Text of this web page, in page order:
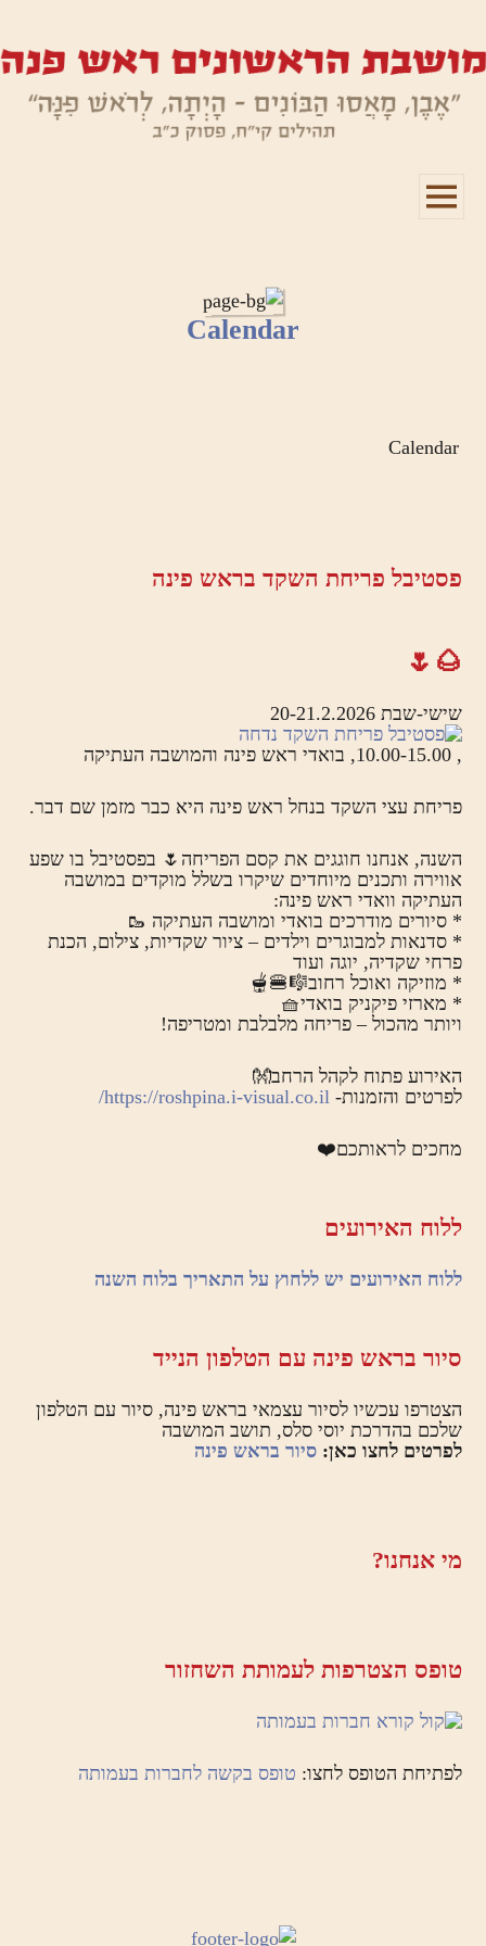
Calendar
Calendar
פסטיבל פריחת השקד בראש פינה
🌰🌷
שישי-שבת 20-21.2.2026
, 10.00-15.00, בואדי ראש פינה והמושבה העתיקה
פריחת עצי השקד בנחל ראש פינה היא כבר מזמן שם דבר.
השנה, אנחנו חוגגים את קסם הפריחה🌷 בפסטיבל בו שפע
אווירה ותכנים מיוחדים שיקרו בשלל מוקדים במושבה
העתיקה וואדי ראש פינה:
* סיורים מודרכים בואדי ומושבה העתיקה 🥾
* סדנאות למבוגרים וילדים – ציור שקדיות, צילום, הכנת
פרחי שקדיה, יוגה ועוד
* מוזיקה ואוכל רחוב🎼🍔🫕
* מארזי פיקניק בואדי🧺
ויותר מהכול – פריחה מלבלבת ומטריפה!
האירוע פתוח לקהל הרחב👐
לפרטים והזמנות- https://roshpina.i-visual.co.il/
מחכים לראותכם❤️
ללוח האירועים
ללוח האירועים יש ללחוץ על התאריך בלוח השנה
סיור בראש פינה עם הטלפון הנייד
הצטרפו עכשיו לסיור עצמאי בראש פינה, סיור עם הטלפון
שלכם בהדרכת יוסי סלס, תושב המושבה
לפרטים לחצו כאן:סיור בראש פינה
מי אנחנו?
טופס הצטרפות לעמותת השחזור
לפתיחת הטופס לחצו: טופס בקשה לחברות בעמותה